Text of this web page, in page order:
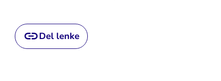
Del lenke